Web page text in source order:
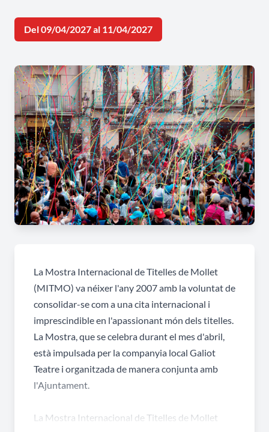
Del 09/04/2027 al 11/04/2027
La Mostra Internacional de Titelles de Mollet
(MITMO) va néixer l'any 2007 amb la voluntat de
consolidar-se com a una cita internacional i
imprescindible en l'apassionant món dels titelles.
La Mostra, que se celebra durant el mes d'abril,
està impulsada per la companyia local Galiot
Teatre i organitzada de manera conjunta amb
l'Ajuntament.
La Mostra Internacional de Titelles de Mollet